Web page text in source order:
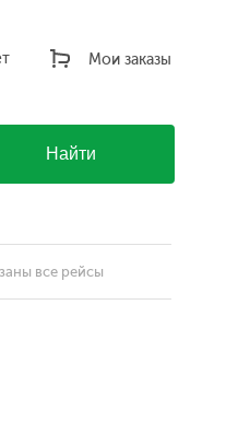
Мои заказы
Найти
все рейсы